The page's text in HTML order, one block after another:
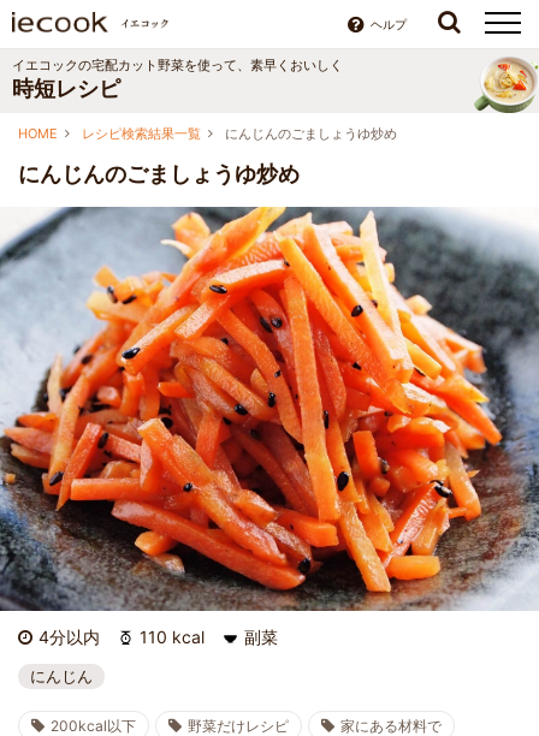
ヘルプ
イエコックの宅配カット野菜を使って、素早くおいしく
時短レシピ
HOME レシピ検索結果一覧 にんじんのごましょうゆ炒め
にんじんのごましょうゆ炒め
4分以内 110 kcal 副菜
にんじん
200kcal以下 野菜だけレシピ
家にある材料で